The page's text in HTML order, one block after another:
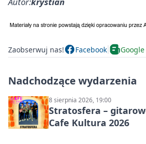
Zaobserwuj nas! Facebook
Nadchodzące wydarzenia
8 sierpnia 2026, 19:00
Stratosfera –
Cafe Kultura 2026